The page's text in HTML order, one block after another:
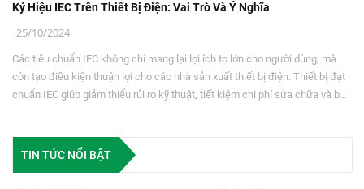
Ký Hiệu IEC Trên Thiết Bị Điện: Vai Trò Và Ý Nghĩa
25/10/2024
Các tiêu chuẩn IEC không chỉ mang lại lợi ích to lớn cho người dùng, mà
còn tạo điều kiện thuận lợi cho các nhà sản xuất thiết bị điện. Thiết bị đạt
chuẩn IEC giúp giảm thiểu rủi ro kỹ thuật, tiết kiệm chi phí sửa chữa và bảo
TIN TỨC NỔI BẬT